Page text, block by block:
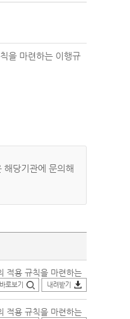
을 마련하는 이행규
당기관에 문의해
적용 규칙을 마련하는
바로보기 내려받기
적용 규칙을 마련하는